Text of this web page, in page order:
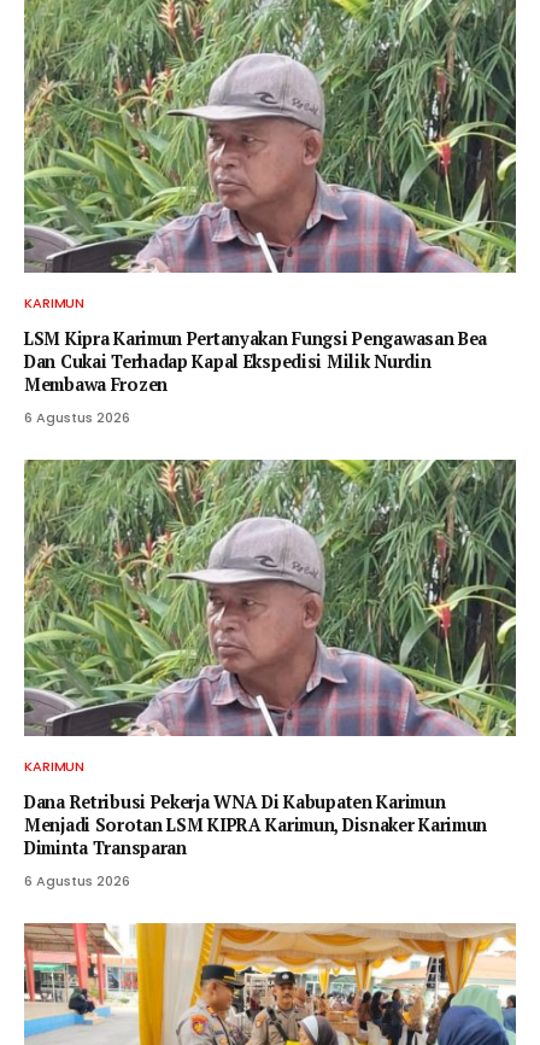
KARIMUN
LSM Kipra Karimun Pertanyakan Fungsi Pengawasan Bea
Dan Cukai Terhadap Kapal Ekspedisi Milik Nurdin
Membawa Frozen
6 Agustus 2026
KARIMUN
Dana Retribusi Pekerja WNA Di Kabupaten Karimun
Menjadi Sorotan LSM KIPRA Karimun, Disnaker Karimun
Diminta Transparan
6 Agustus 2026